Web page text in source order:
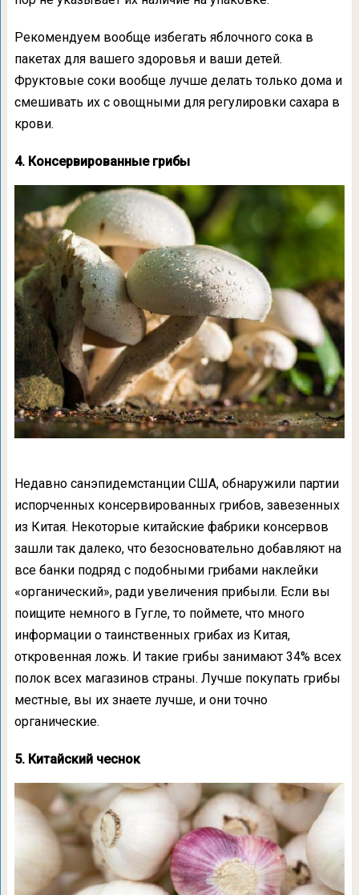
Рекомендуем вообще избегать яблочного сока в
пакетах для вашего здоровья и ваши детей.
Фруктовые соки вообще лучше делать только дома и
смешивать их с овощными для регулировки сахара в
крови.
4. Консервированные грибы
Недавно санэпидемстанции США, обнаружили партии
испорченных консервированных грибов, завезенных
из Китая. Некоторые китайские фабрики консервов
зашли так далеко, что безосновательно добавляют на
все банки подряд с подобными грибами наклейки
«органический», ради увеличения прибыли. Если вы
поищите немного в Гугле, то поймете, что много
информации о таинственных грибах из Китая,
откровенная ложь. И такие грибы занимают 34% всех
полок всех магазинов страны. Лучше покупать грибы
местные, вы их знаете лучше, и они точно
органические.
5. Китайский чеснок